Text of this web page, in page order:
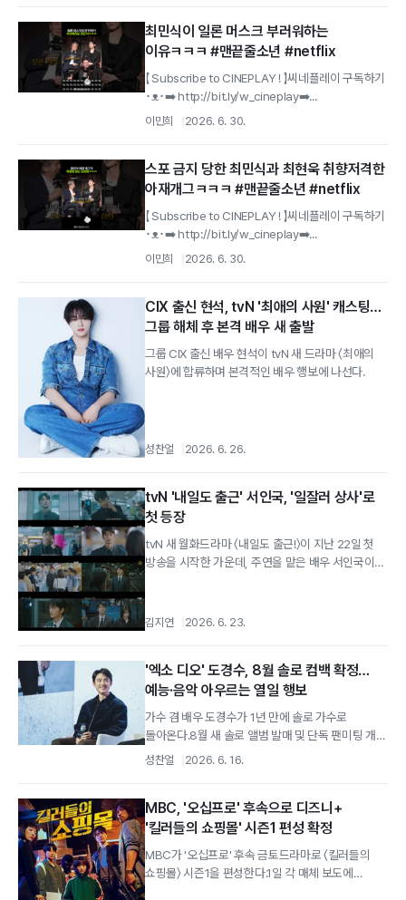
최민식이 일론 머스크 부러워하는
이유ㅋㅋㅋ #맨끝줄소년 #netflix
【 Subscribe to CINEPLAY ! 】씨네플레이 구독하기
･ᴥ･➡️ http://bit.ly/w_cineplay➡️...
이민희 2026. 6. 30.
스포 금지 당한 최민식과 최현욱 취향저격한
아재개그ㅋㅋㅋ #맨끝줄소년 #netflix
【 Subscribe to CINEPLAY ! 】씨네플레이 구독하기
･ᴥ･➡️ http://bit.ly/w_cineplay➡️...
이민희 2026. 6. 30.
CIX 출신 현석, tvN '최애의 사원' 캐스팅…
그룹 해체 후 본격 배우 새 출발
그룹 CIX 출신 배우 현석이 tvN 새 드라마 〈최애의
사원〉에 합류하며 본격적인 배우 행보에 나선다.
성찬얼 2026. 6. 26.
tvN '내일도 출근' 서인국, '일잘러 상사'로
첫 등장
tvN 새 월화드라마 〈내일도 출근!〉이 지난 22일 첫
방송을 시작한 가운데, 주연을 맡은 배우 서인국이
김지연 2026. 6. 23.
'엑소 디오' 도경수, 8월 솔로 컴백 확정…
예능·음악 아우르는 열일 행보
가수 겸 배우 도경수가 1년 만에 솔로 가수로
돌아온다.8월 새 솔로 앨범 발매 및 단독 팬미팅 개최
15일 복수의 매체 보도와 소속사...
성찬얼 2026. 6. 16.
MBC, '오십프로' 후속으로 디즈니+
'킬러들의 쇼핑몰' 시즌1 편성 확정
MBC가 '오십프로' 후속 금토드라마로 〈킬러들의
쇼핑몰〉 시즌1을 편성한다.1일 각 매체 보도에